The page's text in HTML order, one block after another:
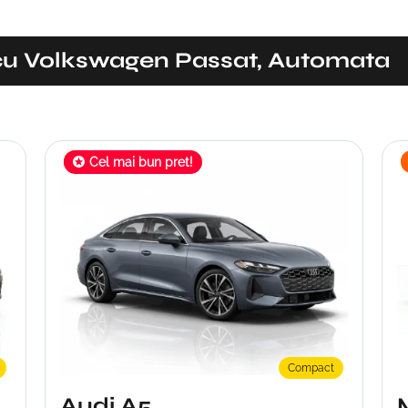
Volkswagen Passat, Automata
Cel mai bun pret!
Oferta Limitata!
Compact